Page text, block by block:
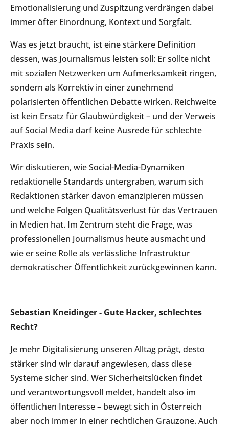
Emotionalisierung und Zuspitzung verdrängen dabei
immer öfter Einordnung, Kontext und Sorgfalt.
Was es jetzt braucht, ist eine stärkere Definition
dessen, was Journalismus leisten soll: Er sollte nicht
mit sozialen Netzwerken um Aufmerksamkeit ringen,
sondern als Korrektiv in einer zunehmend
polarisierten öffentlichen Debatte wirken. Reichweite
ist kein Ersatz für Glaubwürdigkeit – und der Verweis
auf Social Media darf keine Ausrede für schlechte
Praxis sein.
Wir diskutieren, wie Social-Media-Dynamiken
redaktionelle Standards untergraben, warum sich
Redaktionen stärker davon emanzipieren müssen
und welche Folgen Qualitätsverlust für das Vertrauen
in Medien hat. Im Zentrum steht die Frage, was
professionellen Journalismus heute ausmacht und
wie er seine Rolle als verlässliche Infrastruktur
demokratischer Öffentlichkeit zurückgewinnen kann.
Sebastian Kneidinger - Gute Hacker, schlechtes
Recht?
Je mehr Digitalisierung unseren Alltag prägt, desto
stärker sind wir darauf angewiesen, dass diese
Systeme sicher sind. Wer Sicherheitslücken findet
und verantwortungsvoll meldet, handelt also im
öffentlichen Interesse – bewegt sich in Österreich
aber noch immer in einer rechtlichen Grauzone. Auch